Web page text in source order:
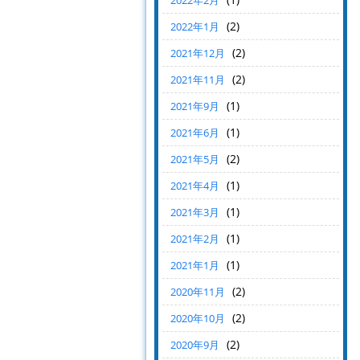
2022年1月 (2)
2021年12月 (2)
2021年11月 (2)
2021年9月 (1)
2021年6月 (1)
2021年5月 (2)
2021年4月 (1)
2021年3月 (1)
2021年2月 (1)
2021年1月 (1)
2020年11月 (2)
2020年10月 (2)
2020年9月 (2)